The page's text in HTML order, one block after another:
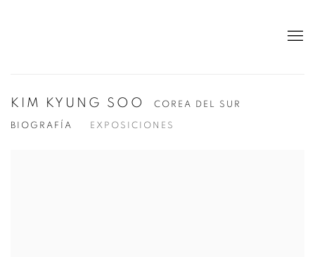
KIM KYUNG SOO COREA DEL SUR
BIOGRAFÍA EXPOSICIONES